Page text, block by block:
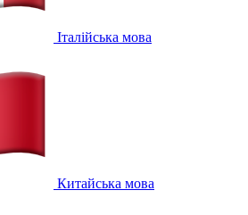
Італійська мова
Китайська мова